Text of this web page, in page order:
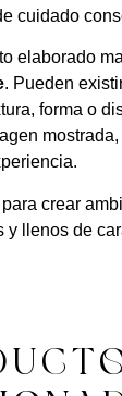
cuidado
elaborado
. Pueden
forma o
crear
y llenos de